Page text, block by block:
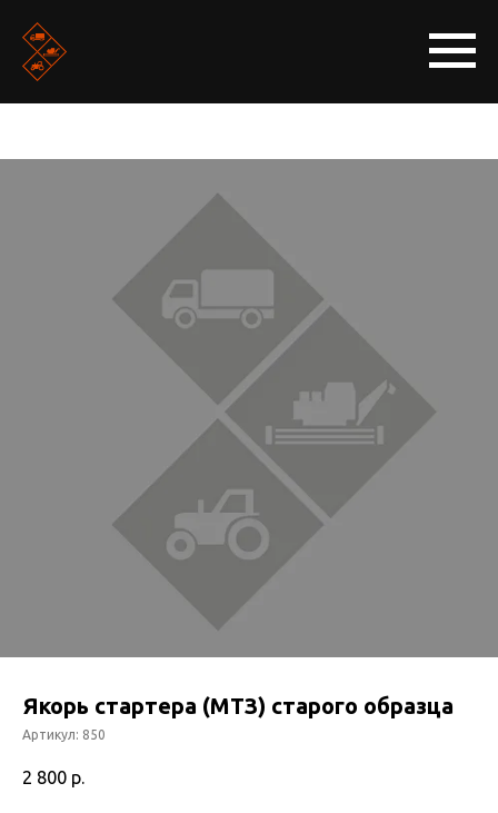
Якорь стартера (МТЗ) старого образца
Артикул: 850
2 800 р.